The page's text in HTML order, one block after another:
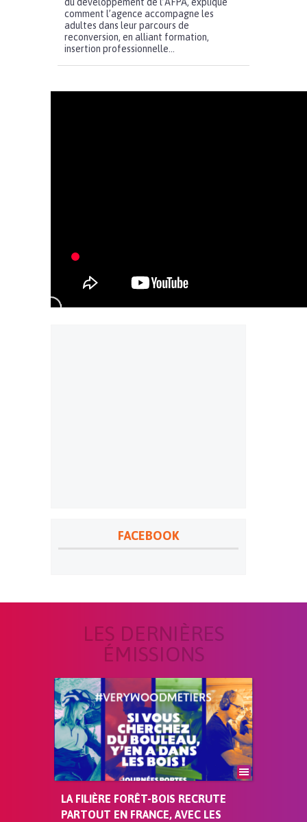
comment l’agence accompagne les
adultes dans leur parcours de
reconversion, en alliant formation,
insertion professionnelle...
FACEBOOK
LES DERNIÈRES
ÉMISSIONS
LA FILIÈRE FORÊT-BOIS RECRUTE
PARTOUT EN FRANCE, AVEC LES